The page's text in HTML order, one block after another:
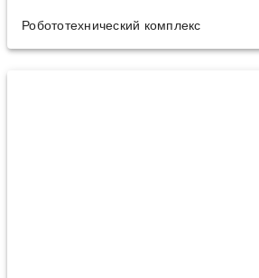
Робототехнический комплекс